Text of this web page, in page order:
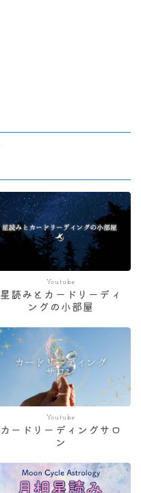
Youtube
星読みとカードリーディ
ングの小部屋
Youtube
カードリーディングサロ
ン